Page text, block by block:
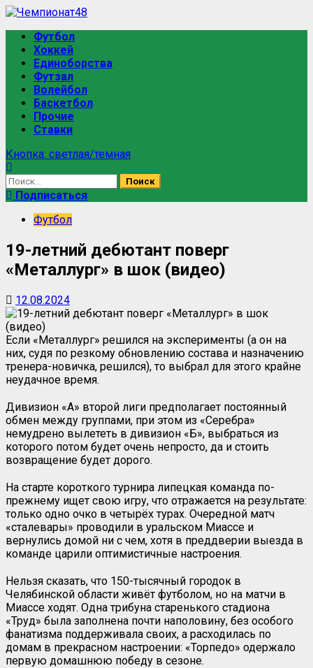
Футбол
Хоккей
Единоборства
Футзал
Волейбол
Баскетбол
Прочие
Ставки
Кнопка: светлая/темная
Подписаться
Футбол
19-летний дебютант поверг
«Металлург» в шок (видео)
12.08.2024
Если «Металлург» решился на эксперименты (а он на
них, судя по резкому обновлению состава и назначению
тренера-новичка, решился), то выбрал для этого крайне
неудачное время.
Дивизион «А» второй лиги предполагает постоянный
обмен между группами, при этом из «Серебра»
немудрено вылететь в дивизион «Б», выбраться из
которого потом будет очень непросто, да и стоить
возвращение будет дорого.
На старте короткого турнира липецкая команда по-
прежнему ищет свою игру, что отражается на результате:
только одно очко в четырёх турах. Очередной матч
«сталевары» проводили в уральском Миассе и
вернулись домой ни с чем, хотя в преддверии выезда в
команде царили оптимистичные настроения.
Нельзя сказать, что 150-тысячный городок в
Челябинской области живёт футболом, но на матчи в
Миассе ходят. Одна трибуна старенького стадиона
«Труд» была заполнена почти наполовину, без особого
фанатизма поддерживала своих, а расходилась по
домам в прекрасном настроении: «Торпедо» одержало
первую домашнюю победу в сезоне.